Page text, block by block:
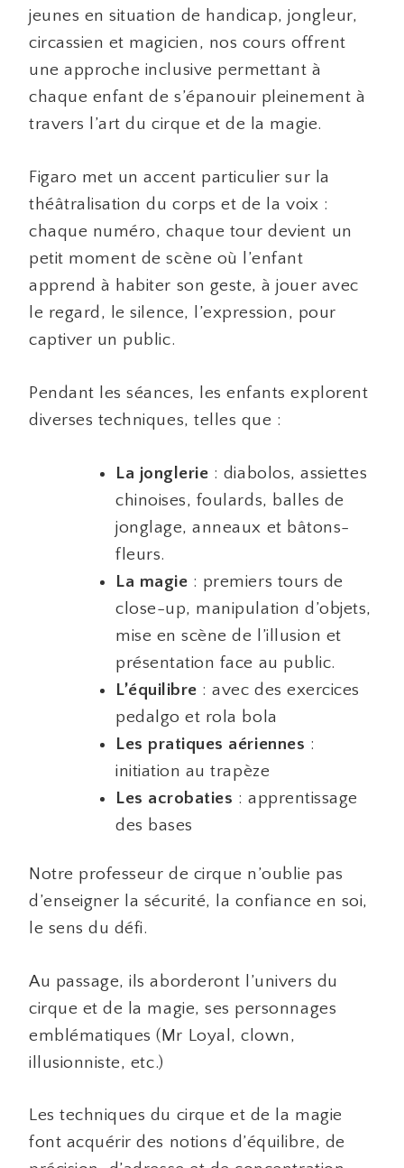
jeunes en situation de handicap, jongleur,
circassien et magicien, nos cours offrent
une approche inclusive permettant à
chaque enfant de s’épanouir pleinement à
travers l’art du cirque et de la magie.
Figaro met un accent particulier sur la
théâtralisation du corps et de la voix :
chaque numéro, chaque tour devient un
petit moment de scène où l’enfant
apprend à habiter son geste, à jouer avec
le regard, le silence, l’expression, pour
captiver un public.
Pendant les séances, les enfants explorent
diverses techniques, telles que :
La jonglerie : diabolos, assiettes
chinoises, foulards, balles de
jonglage, anneaux et bâtons-
fleurs.
La magie : premiers tours de
close-up, manipulation d’objets,
mise en scène de l’illusion et
présentation face au public.
L’équilibre : avec des exercices
pedalgo et rola bola
Les pratiques aériennes :
initiation au trapèze
Les acrobaties : apprentissage
des bases
Notre professeur de cirque n’oublie pas
d’enseigner la sécurité, la confiance en soi,
le sens du défi.
Au passage, ils aborderont l’univers du
cirque et de la magie, ses personnages
emblématiques (Mr Loyal, clown,
illusionniste, etc.)
Les techniques du cirque et de la magie
font acquérir des notions d’équilibre, de